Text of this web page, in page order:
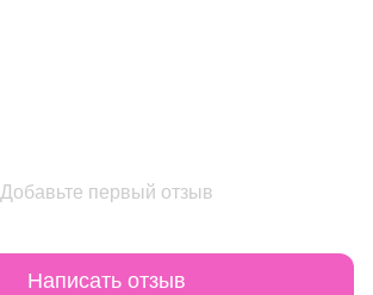
Добавьте первый отзыв
Написать отзыв